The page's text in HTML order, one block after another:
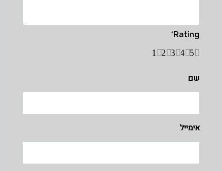
Rating
*
5
4
3
2
1
שם
אימייל